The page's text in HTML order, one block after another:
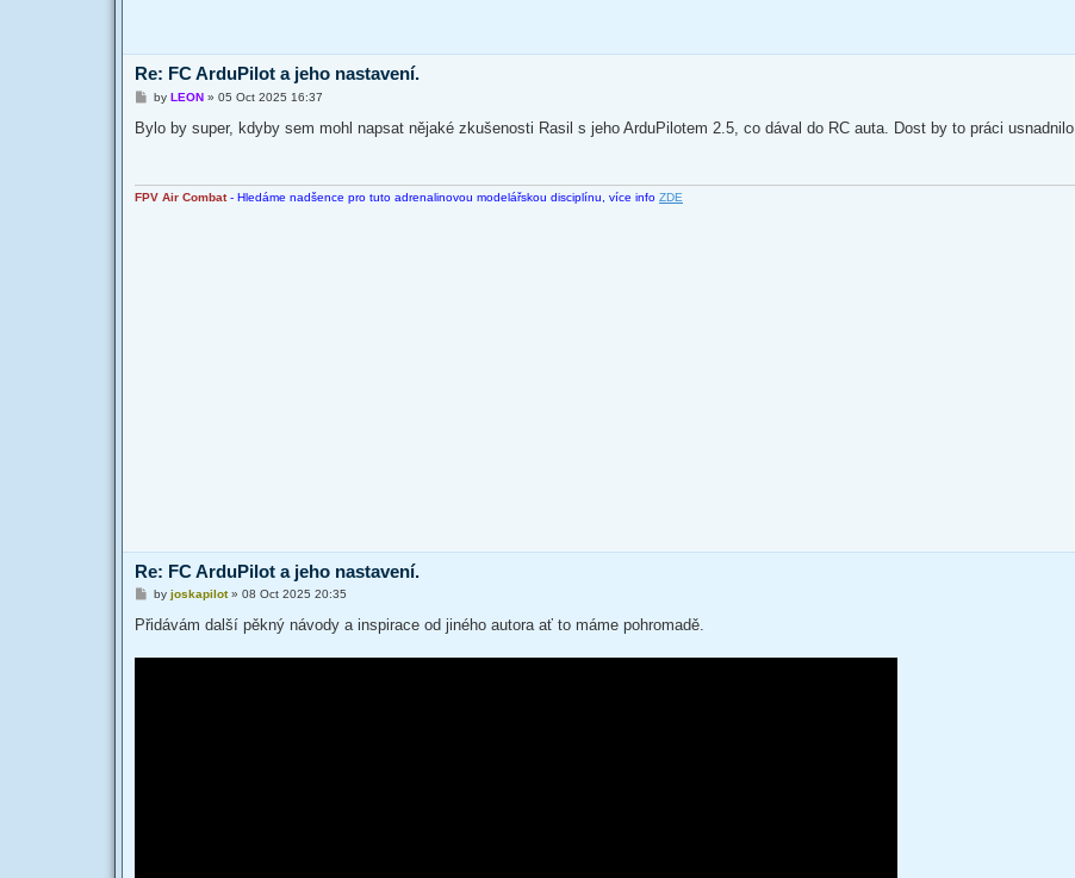
Re: FC ArduPilot a jeho nastavení.
P
s
t
by LEON» 05 Oct 2025 16:37
Bylo by super, kdyby sem mohl napsat nějaké zkušenosti Rasil s jeho ArduPilotem 2.5, co dával do RC auta. Dost by to práci usnadnilo.
FPV Air Combat - Hledáme nadšence pro tuto adrenalinovou modelářskou disciplínu, více info ZDE
Re: FC ArduPilot a jeho nastavení.
P
s
by joskapilot» 08 Oct 2025 20:35
Přidávám další pěkný návody a inspirace od jiného autora ať to máme pohromadě.